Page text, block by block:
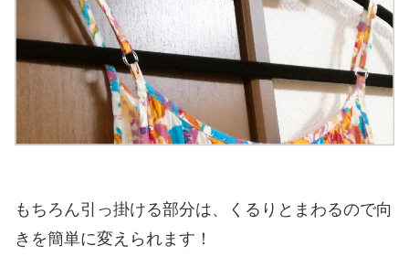
もちろん引っ掛ける部分は、くるりとまわるので向
きを簡単に変えられます！